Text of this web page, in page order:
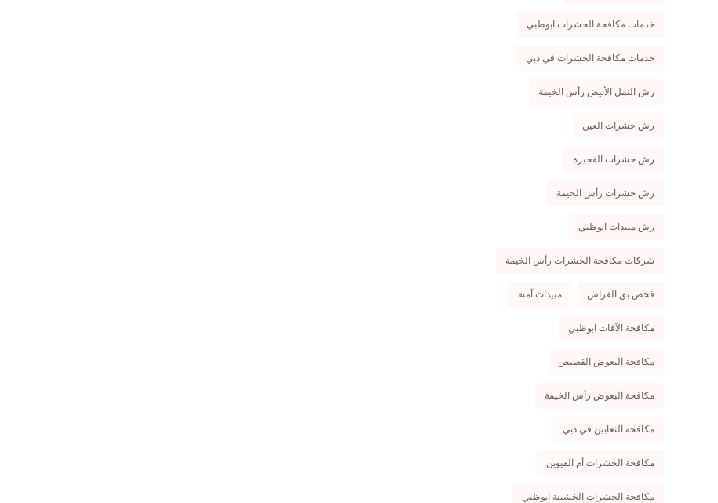
خدمات مكافحة الحشرات ابوظبي
خدمات مكافحة الحشرات في دبي
رش النمل الأبيض رأس الخيمة
رش حشرات العين
رش حشرات الفجيرة
رش حشرات رأس الخيمة
رش مبيدات ابوظبي
شركات مكافحة الحشرات رأس الخيمة
فحص بق الفراش مبيدات آمنة
مكافحة الآفات ابوظبي
مكافحة البعوض القصيص
مكافحة البعوض رأس الخيمة
مكافحة الثعابين في دبي
مكافحة الحشرات أم القيوين
مكافحة الحشرات الخشبية ابوظبي